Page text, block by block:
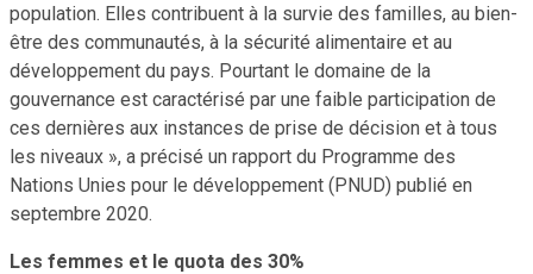
population. Elles contribuent à la survie des familles, au bien-
être des communautés, à la sécurité alimentaire et au
développement du pays. Pourtant le domaine de la
gouvernance est caractérisé par une faible participation de
ces dernières aux instances de prise de décision et à tous
les niveaux », a précisé un rapport du Programme des
Nations Unies pour le développement (PNUD) publié en
septembre 2020.
Les femmes et le quota des 30%